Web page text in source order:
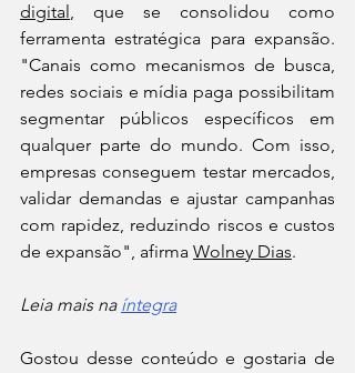
digital , que se consolidou como
ferramenta estratégica para expansão.
"Canais como mecanismos de busca,
redes sociais e mídia paga possibilitam
segmentar públicos específicos em
qualquer parte do mundo. Com isso,
empresas conseguem testar mercados,
validar demandas e ajustar campanhas
com rapidez, reduzindo riscos e custos
de expansão", afirma Wolney Dias.
Leia mais na íntegra
Gostou desse conteúdo e gostaria de